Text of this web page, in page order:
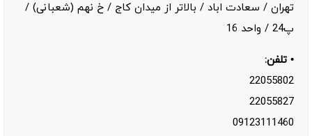
تهران / سعادت اباد / بالاتر از میدان کاج / خ نهم (شعبانی) /
پ24 / واحد 16
• تلفن:
22055802
22055827
09123111460